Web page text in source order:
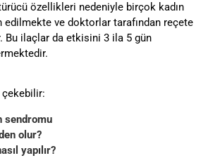
özellikleri nedeniyle birçok kadın
edilmekte ve doktorlar tarafından reçete
Bu ilaçlar da etkisini 3 ila 5 gün
sendromu
olur?
yapılır?